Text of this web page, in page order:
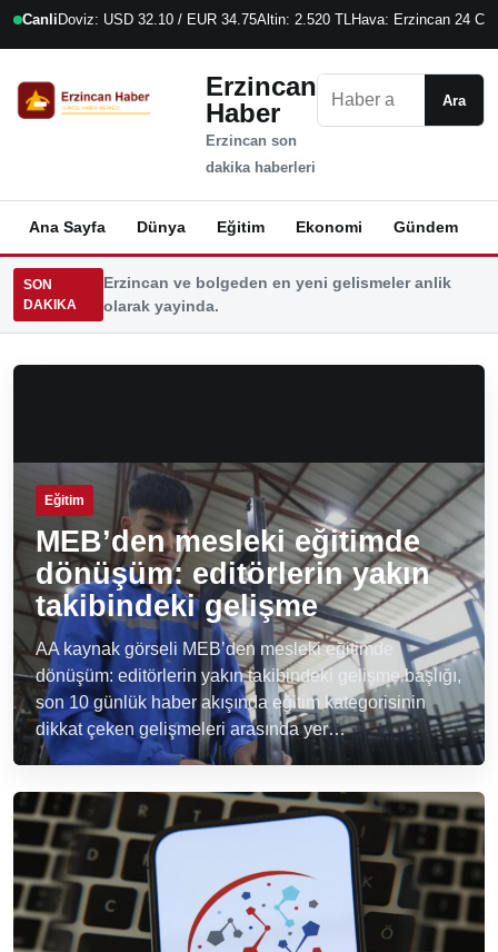
Canli Doviz: USD 32.10 / EUR 34.75Altin: 2.520 TLHava: Erzincan 24 C
Erzincan
Haber
Erzincan son
dakika haberleri
Ara
Ana Sayfa Dünya Eğitim Ekonomi Gündem
SON
DAKIKA
Erzincan ve bolgeden en yeni gelismeler anlik
olarak yayinda.
Eğitim
MEB’den mesleki eğitimde
dönüşüm: editörlerin yakın
takibindeki gelişme
AA kaynak görseli MEB’den mesleki eğitimde
dönüşüm: editörlerin yakın takibindeki gelişme başlığı,
son 10 günlük haber akışında eğitim kategorisinin
dikkat çeken gelişmeleri arasında yer…